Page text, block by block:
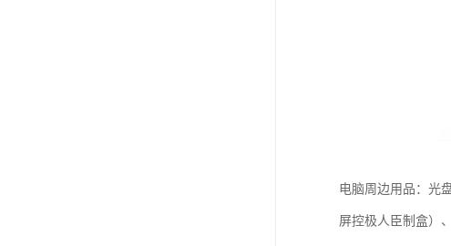
电脑周边用品：光
屏控极人臣制盒）